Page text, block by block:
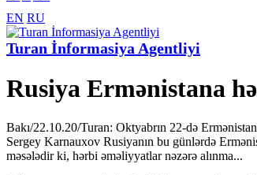
EN RU
Turan İnformasiya Agentliyi
Rusiya Ermənistana
Bakı/22.10.20/Turan: Oktyabrın 22-də
Sergey Karnauxov Rusiyanın bu günlərdə
məsələdir ki, hərbi əməliyyatlar nəzərə alınma...